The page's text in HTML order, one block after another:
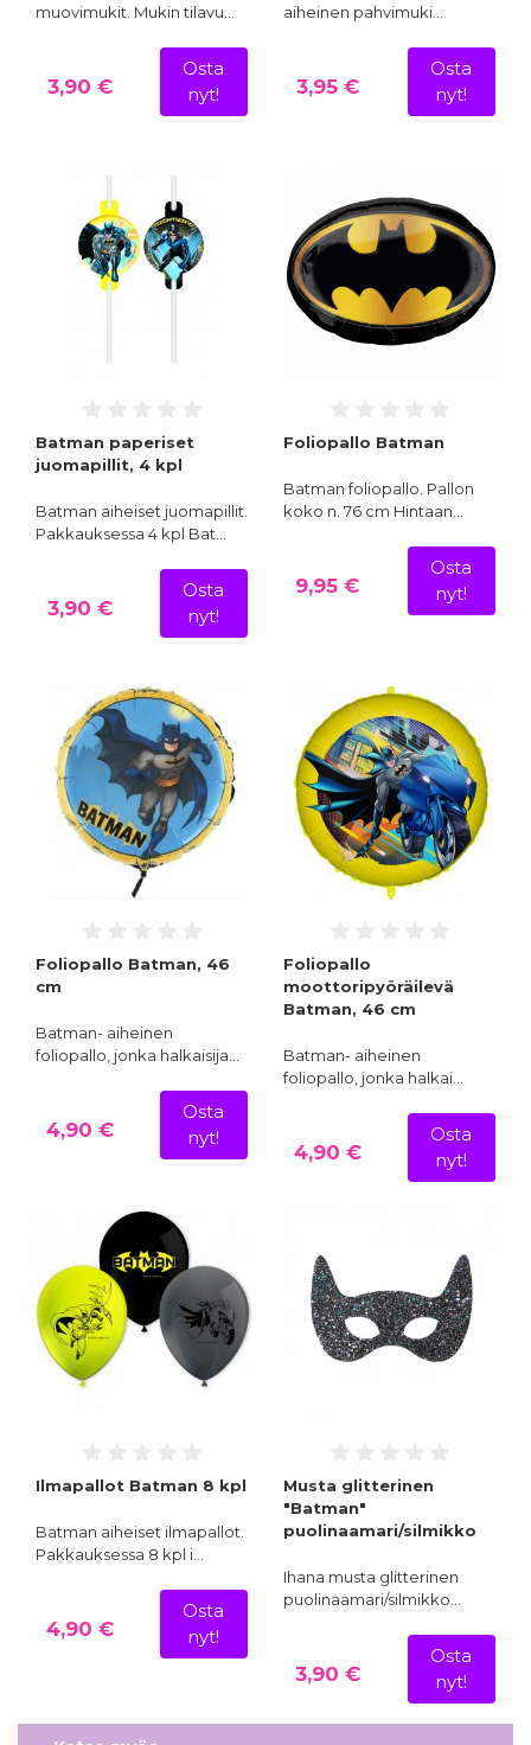
muovimukit. Mukin tilavu…
3,90 €
Osta
nyt!
aiheinen pahvimuki…
3,95 €
Osta
nyt!
Batman paperiset
juomapillit, 4 kpl
Batman aiheiset juomapillit.
Pakkauksessa 4 kpl Bat…
3,90 €
Osta
nyt!
Foliopallo Batman
Batman foliopallo. Pallon
koko n. 76 cm Hintaan…
9,95 €
Osta
nyt!
Foliopallo Batman, 46
cm
Batman- aiheinen
foliopallo, jonka halkaisija…
4,90 €
Osta
nyt!
Foliopallo
moottoripyöräilevä
Batman, 46 cm
Batman- aiheinen
foliopallo, jonka halkai…
4,90 €
Osta
nyt!
Ilmapallot Batman 8 kpl
Batman aiheiset ilmapallot.
Pakkauksessa 8 kpl i…
4,90 €
Osta
nyt!
Musta glitterinen
"Batman"
puolinaamari/silmikko
Ihana musta glitterinen
puolinaamari/silmikko…
3,90 €
Osta
nyt!